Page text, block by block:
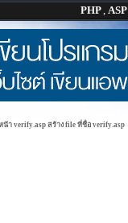
PHP, ASP
า verify.asp สร้าง file ที่ชื่อ verify.asp